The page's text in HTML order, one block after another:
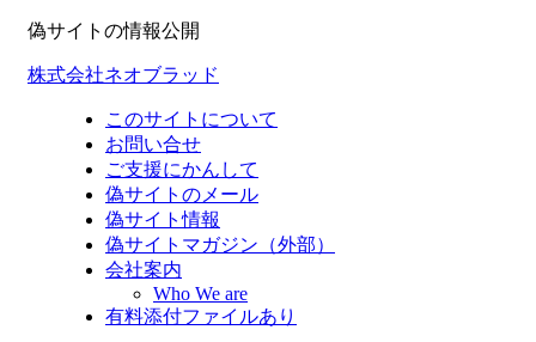
偽サイトの情報公開
株式会社ネオブラッド
このサイトについて
お問い合せ
ご支援にかんして
偽サイトのメール
偽サイト情報
偽サイトマガジン（外部）
会社案内
Who We are
有料添付ファイルあり